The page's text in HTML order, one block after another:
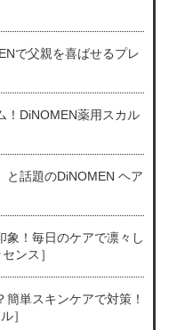
で父親を喜ばせるプレ
！DiNOMEN薬用スカル
と話題のDiNOMEN ヘア
象！毎日のケアで凛々し
ンス］
単スキンケアで対策！
］